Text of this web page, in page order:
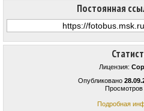
Лицензия:
Опубликовано
Подробная
Постоянная